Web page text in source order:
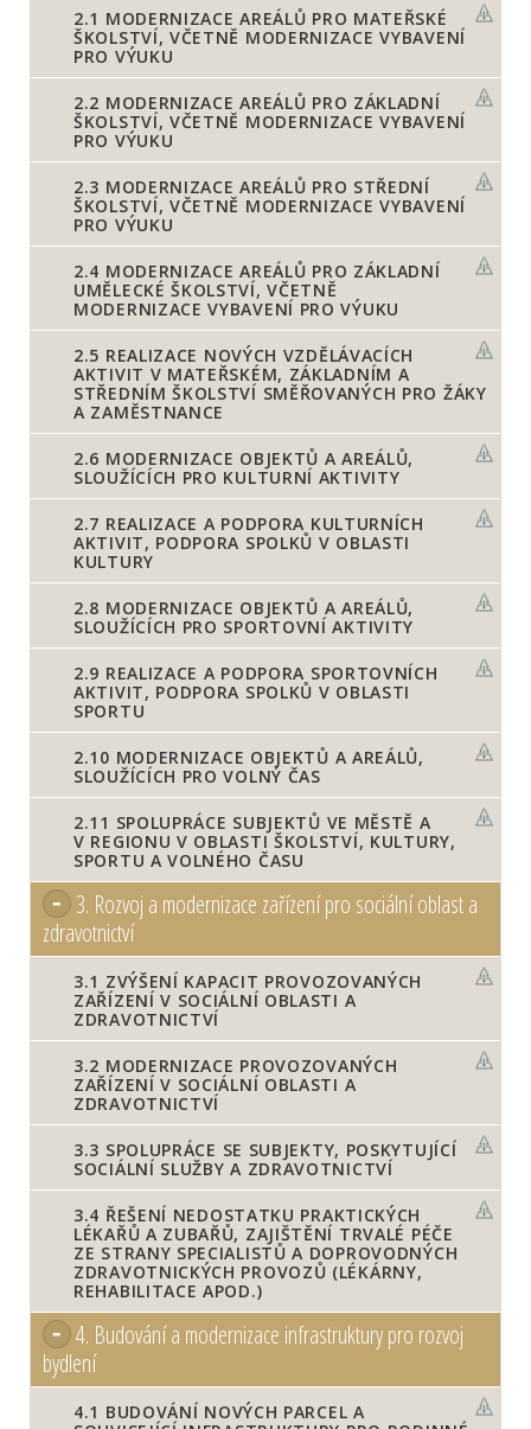
2.1 MODERNIZACE AREÁLŮ PRO MATEŘSKÉ
ŠKOLSTVÍ, VČETNĚ MODERNIZACE VYBAVENÍ
PRO VÝUKU
2.2 MODERNIZACE AREÁLŮ PRO ZÁKLADNÍ
ŠKOLSTVÍ, VČETNĚ MODERNIZACE VYBAVENÍ
PRO VÝUKU
2.3 MODERNIZACE AREÁLŮ PRO STŘEDNÍ
ŠKOLSTVÍ, VČETNĚ MODERNIZACE VYBAVENÍ
PRO VÝUKU
2.4 MODERNIZACE AREÁLŮ PRO ZÁKLADNÍ
UMĚLECKÉ ŠKOLSTVÍ, VČETNĚ
MODERNIZACE VYBAVENÍ PRO VÝUKU
2.5 REALIZACE NOVÝCH VZDĚLÁVACÍCH
AKTIVIT V MATEŘSKÉM, ZÁKLADNÍM A
STŘEDNÍM ŠKOLSTVÍ SMĚŘOVANÝCH PRO ŽÁKY
A ZAMĚSTNANCE
2.6 MODERNIZACE OBJEKTŮ A AREÁLŮ,
SLOUŽÍCÍCH PRO KULTURNÍ AKTIVITY
2.7 REALIZACE A PODPORA KULTURNÍCH
AKTIVIT, PODPORA SPOLKŮ V OBLASTI
KULTURY
2.8 MODERNIZACE OBJEKTŮ A AREÁLŮ,
SLOUŽÍCÍCH PRO SPORTOVNÍ AKTIVITY
2.9 REALIZACE A PODPORA SPORTOVNÍCH
AKTIVIT, PODPORA SPOLKŮ V OBLASTI
SPORTU
2.10 MODERNIZACE OBJEKTŮ A AREÁLŮ,
SLOUŽÍCÍCH PRO VOLNÝ ČAS
2.11 SPOLUPRÁCE SUBJEKTŮ VE MĚSTĚ A
V REGIONU V OBLASTI ŠKOLSTVÍ, KULTURY,
SPORTU A VOLNÉHO ČASU
3. Rozvoj a modernizace zařízení pro sociální oblast a
zdravotnictví
3.1 ZVÝŠENÍ KAPACIT PROVOZOVANÝCH
ZAŘÍZENÍ V SOCIÁLNÍ OBLASTI A
ZDRAVOTNICTVÍ
3.2 MODERNIZACE PROVOZOVANÝCH
ZAŘÍZENÍ V SOCIÁLNÍ OBLASTI A
ZDRAVOTNICTVÍ
3.3 SPOLUPRÁCE SE SUBJEKTY, POSKYTUJÍCÍ
SOCIÁLNÍ SLUŽBY A ZDRAVOTNICTVÍ
3.4 ŘEŠENÍ NEDOSTATKU PRAKTICKÝCH
LÉKAŘŮ A ZUBAŘŮ, ZAJIŠTĚNÍ TRVALÉ PÉČE
ZE STRANY SPECIALISTŮ A DOPROVODNÝCH
ZDRAVOTNICKÝCH PROVOZŮ (LÉKÁRNY,
REHABILITACE APOD.)
4. Budování a modernizace infrastruktury pro rozvoj
bydlení
4.1 BUDOVÁNÍ NOVÝCH PARCEL A